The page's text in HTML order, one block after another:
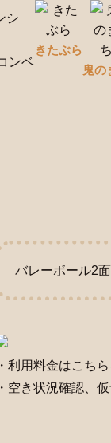
きたぶら
鬼の
バレーボール2
・利用料金はこち
・空き状況確認、